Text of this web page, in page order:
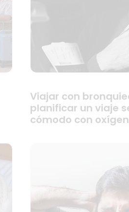
Viajar con
planificar un viaje
cómodo con